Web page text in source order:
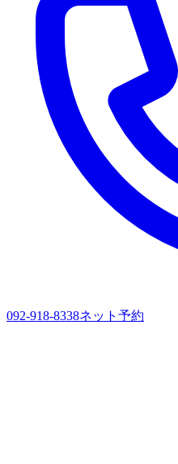
092-918-8338ネット予約